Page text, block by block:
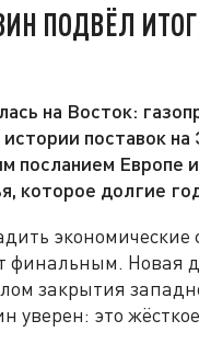
ПОДВЁЛ
на Восток:
поставок
посланием Европе
которое долгие
Новая
закрытия
уверен: это